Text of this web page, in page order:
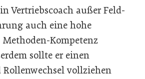
Vertriebscoach außer Feld-
auch eine hohe
Kompetenz
sollte er einen
vollziehen